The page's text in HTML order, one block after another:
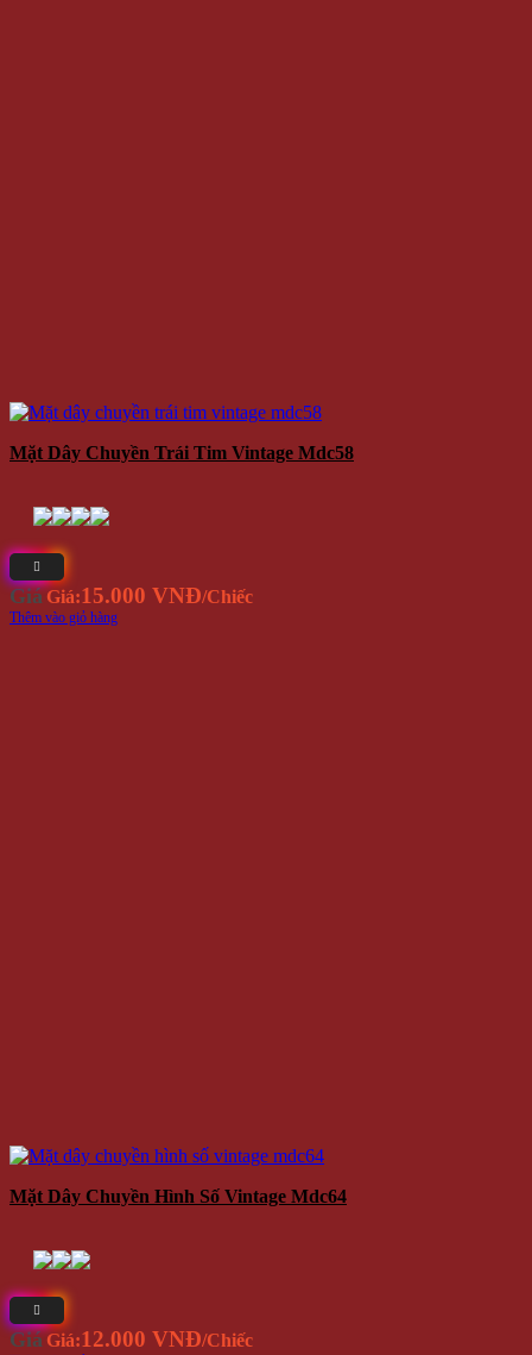
Mặt Dây Chuyền Trái Tim Vintage Mdc58
Giá Giá:15.000 VNĐ/Chiếc
Thêm vào giỏ hàng
Mặt Dây Chuyền Hình Số Vintage Mdc64
Giá Giá:12.000 VNĐ/Chiếc